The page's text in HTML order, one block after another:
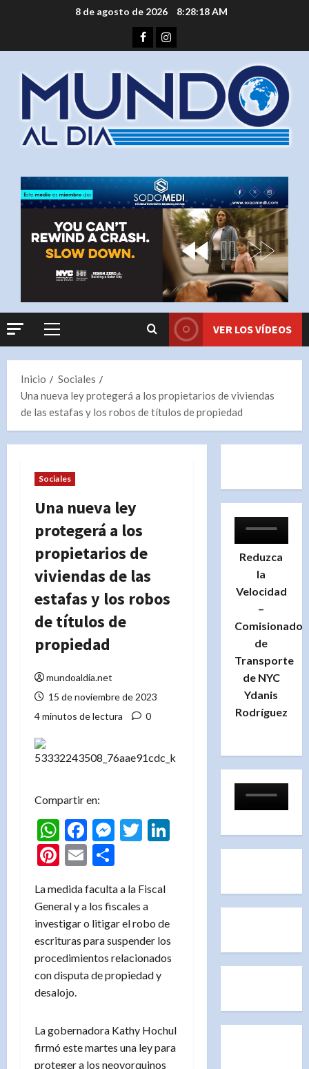
8 de agosto de 2026 8:28:18 AM
FacebookInstagram
Menú
VER LOS VÍDEOS
Inicio
Sociales
Una nueva ley protegerá a los propietarios de viviendas
de las estafas y los robos de títulos de propiedad
Sociales
Una nueva ley
protegerá a los
propietarios de
viviendas de las
estafas y los robos
de títulos de
propiedad
mundoaldia.net
15 de noviembre de 2023
4 minutos de lectura
0
Compartir en:
WhatsApp
Facebook
Messenger
TwitterLinkedIn
Pinterest
Email
La medida faculta a la Fiscal
General y a los fiscales a
investigar o litigar el robo de
escrituras para suspender los
procedimientos relacionados
con disputa de propiedad y
desalojo.
La gobernadora Kathy Hochul
firmó este martes una ley para
proteger a los neoyorquinos
Reduzca
la
Velocidad
–
Comisionado
de
Transporte
de NYC
Ydanis
Rodríguez